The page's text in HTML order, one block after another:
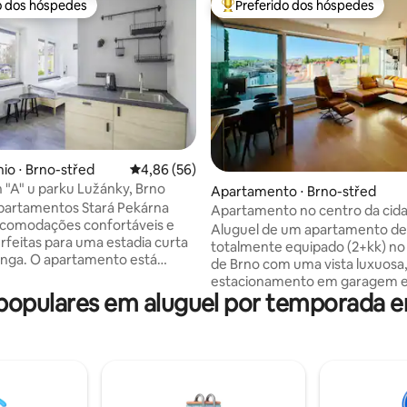
de 5, 100 avaliações
dos hóspedes
dos hóspedes
⋅ Brno-střed 4,86 de uma avaliação média de 5, 56
4,86 (56)
u parku Lužánky, Brno
Stará Pekárna
confortáveis e
para uma estadia curta
está
roupas de cama e
cozinha com frigobar e
Brno Lužánky mais
Entre os melhores preferidos
Preferido dos hóspedes
Apartamento ⋅ Brno-střed
Apartamento no centro da
Brno
Aluguel de um apartamento
totalmente equipado (2+kk)
de Brno com uma vista luxuosa,
estacionamento em garagem
terraço de 20 m², incluindo um
diretamente da garagem. O
máquina de lavar louça e uma
1 banheiro com um bidê e
em aluguel por temporada